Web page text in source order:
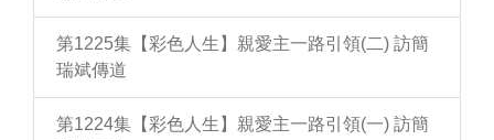
第1225集【彩色人生】親愛主一路引領(二) 訪簡
瑞斌傳道
第1224集【彩色人生】親愛主一路引領(一) 訪簡